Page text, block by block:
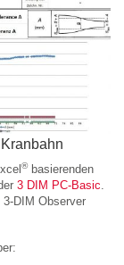
®basierenden
3 DIM PC-Basic
DIM Observer